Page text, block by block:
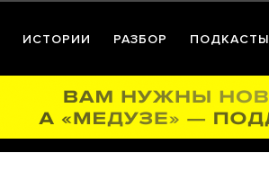
ИСТОРИИ РАЗБОР ПОДКАСТЫ